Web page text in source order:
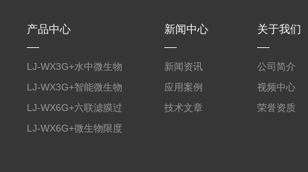
产品中心
LJ-WX3G+水中微生物
膜过滤装置
LJ-WX3G+智能微生物
限度仪
LJ-WX6G+六联滤膜过
滤器
LJ-WX6G+微生物限度
新闻中心
新闻资讯
应用案例
技术文章
关于我们
公司简介
视频中心
荣誉资质